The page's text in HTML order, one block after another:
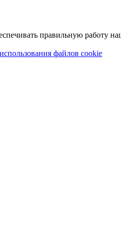
правильную работу
файлов cookie